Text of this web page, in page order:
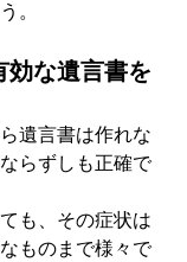
。
効な遺言書を
遺言書は作れな
らずしも正確で
も、その症状は
ものまで様々で